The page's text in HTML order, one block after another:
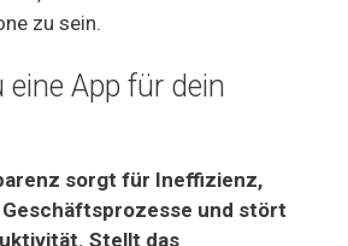
zu sein.
App für dein
sorgt für Ineffizienz,
und stört
Stellt das